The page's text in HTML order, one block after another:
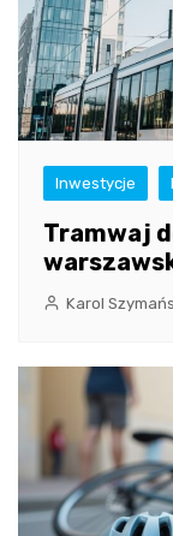
Inwestycje
Tramwaj
Karol